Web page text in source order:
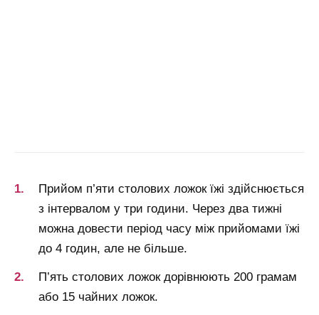
Прийом п’яти столових ложок їжі здійснюється
з інтервалом у три години. Через два тижні
можна довести період часу між прийомами їжі
до 4 годин, але не більше.
П’ять столових ложок дорівнюють 200 грамам
або 15 чайних ложок.